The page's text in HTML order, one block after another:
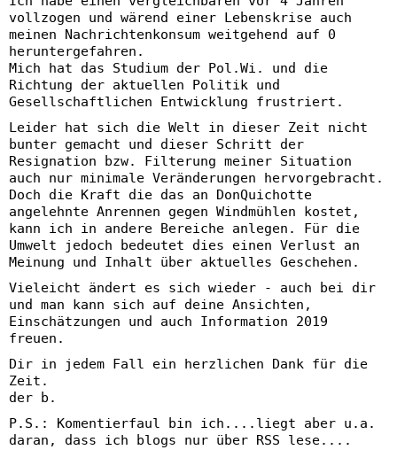
vollzogen und wärend einer Lebenskrise auch
meinen Nachrichtenkonsum weitgehend auf 0
heruntergefahren.
Mich hat das Studium der Pol.Wi. und die
Richtung der aktuellen Politik und
Gesellschaftlichen Entwicklung frustriert.
Leider hat sich die Welt in dieser Zeit nicht
bunter gemacht und dieser Schritt der
Resignation bzw. Filterung meiner Situation
auch nur minimale Veränderungen hervorgebracht.
Doch die Kraft die das an DonQuichotte
angelehnte Anrennen gegen Windmühlen kostet,
kann ich in andere Bereiche anlegen. Für die
Umwelt jedoch bedeutet dies einen Verlust an
Meinung und Inhalt über aktuelles Geschehen.
Vieleicht ändert es sich wieder - auch bei dir
und man kann sich auf deine Ansichten,
Einschätzungen und auch Information 2019
freuen.
Dir in jedem Fall ein herzlichen Dank für die
Zeit.
der b.
P.S.: Komentierfaul bin ich....liegt aber u.a.
daran, dass ich blogs nur über RSS lese....